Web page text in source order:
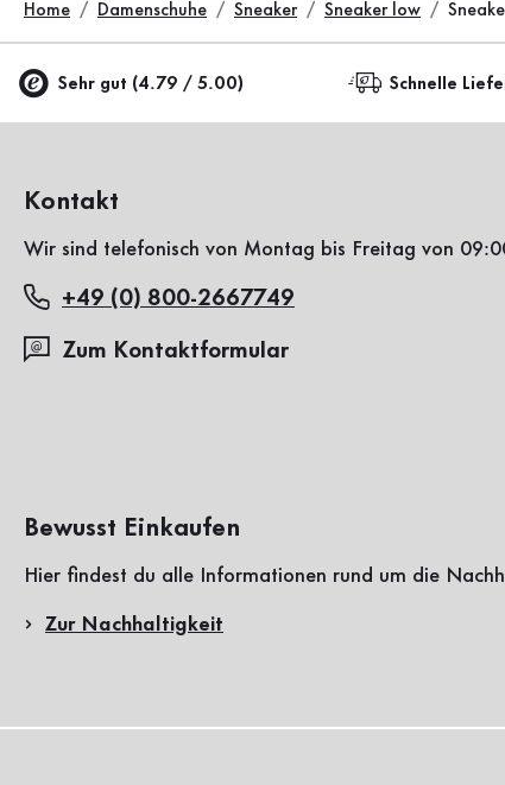
Home Damenschuhe Sneaker Sneaker low
Sehr gut (4.79 / 5.00) Schnelle
Kontakt
Wir sind telefonisch von Montag bis Freitag von
+49 (0) 800-2667749
Zum Kontaktformular
Bewusst Einkaufen
Hier findest du alle Informationen rund um die
Zur Nachhaltigkeit